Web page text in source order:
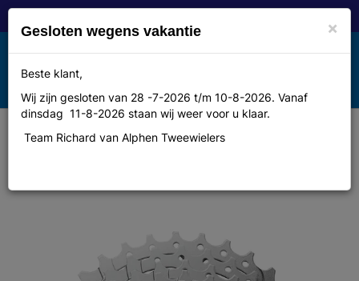
Toggle
navigation
MENU
Shimano Shim.cassette HG 400-9
×
Gesloten wegens vakantie
Beste klant,
Wij zijn gesloten van 28 -7-2026 t/m 10-8-2026. Vanaf
dinsdag 11-8-2026 staan wij weer voor u klaar.
Team Richard van Alphen Tweewielers